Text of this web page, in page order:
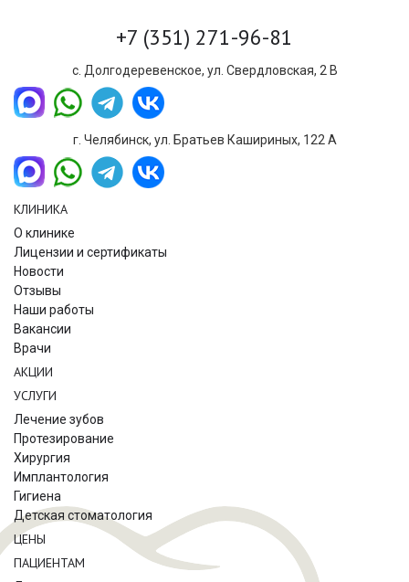
+7 (351) 271-96-81
с. Долгодеревенское, ул. Свердловская, 2 В
г. Челябинск, ул. Братьев Кашириных, 122 А
КЛИНИКА
О клинике
Лицензии и сертификаты
Новости
Отзывы
Наши работы
Вакансии
Врачи
АКЦИИ
УСЛУГИ
Лечение зубов
Протезирование
Хирургия
Имплантология
Гигиена
Детская стоматология
ЦЕНЫ
ПАЦИЕНТАМ